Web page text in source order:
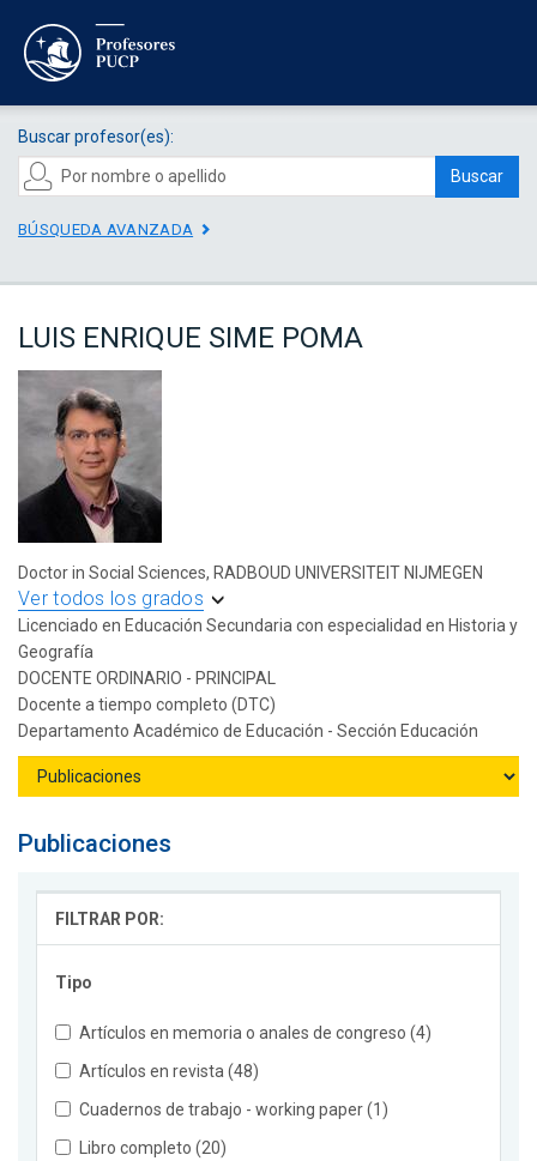
Buscar profesor(es):
Buscar
BÚSQUEDA AVANZADA
LUIS ENRIQUE SIME POMA
Doctor in Social Sciences, RADBOUD UNIVERSITEIT NIJMEGEN
Ver todos los grados
Licenciado en Educación Secundaria con especialidad en Historia y
Geografía
DOCENTE ORDINARIO - PRINCIPAL
Docente a tiempo completo (DTC)
Departamento Académico de Educación - Sección Educación
Publicaciones
FILTRAR POR:
Tipo
Artículos en memoria o anales de congreso (4)
Artículos en revista (48)
Cuadernos de trabajo - working paper (1)
Libro completo (20)